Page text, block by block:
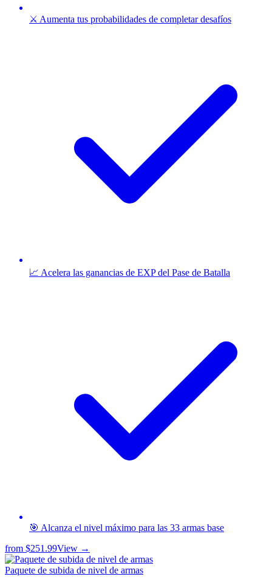
⚔️ Aumenta tus probabilidades de completar desafíos
📈 Acelera las ganancias de EXP del Pase de Batalla
🎯 Alcanza el nivel máximo para las 33 armas base
from $251.99View →
Paquete de subida de nivel de armas